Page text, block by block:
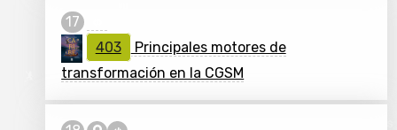
403
Principales motores de
transformación en la CGSM